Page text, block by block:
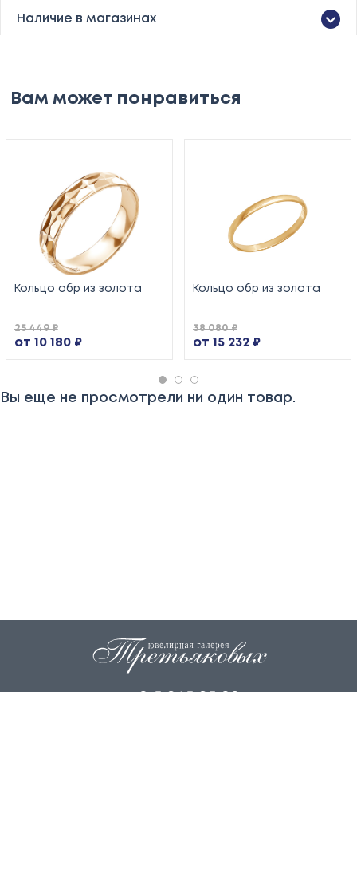
Наличие в магазинах
Вам может понравиться
Кольцо обр из золота
от 10 180 ₽
25 449 ₽
Кольцо обр из золота
от 15 232 ₽
38 080 ₽
Вы еще не просмотрели ни один товар.